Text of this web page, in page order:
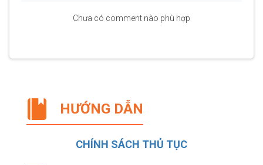
Chưa có comment nào phù hợp
HƯỚNG DẪN
CHÍNH SÁCH THỦ TỤC